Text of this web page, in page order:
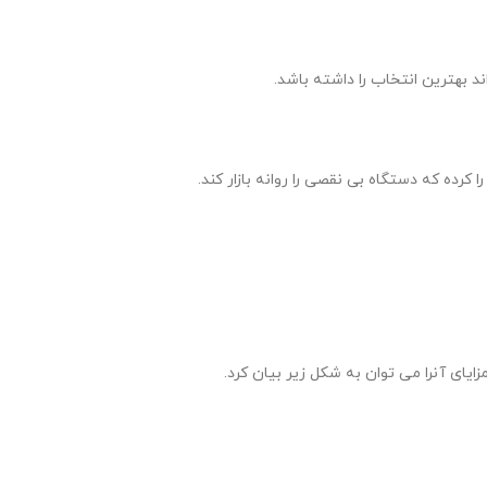
بهترین انتخاب را داشته باشد.
که دستگاه بی نقصی را روانه بازار کند.
آنرا می توان به شکل زیر بیان کرد.